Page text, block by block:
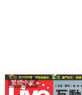
繁體中文